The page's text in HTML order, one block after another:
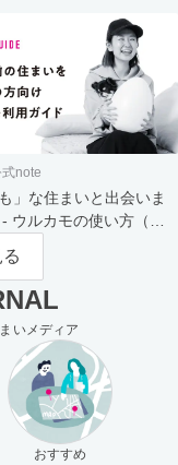
note
」な住まいと出会いま
ウルカモの使い方（買
）
いメディア
おすすめ